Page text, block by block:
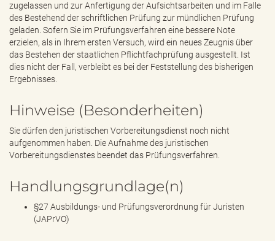
zugelassen und zur Anfertigung der Aufsichtsarbeiten und im Falle
des Bestehend der schriftlichen Prüfung zur mündlichen Prüfung
geladen. Sofern Sie im Prüfungsverfahren eine bessere Note
erzielen, als in Ihrem ersten Versuch, wird ein neues Zeugnis über
das Bestehen der staatlichen Pflichtfachprüfung ausgestellt. Ist
dies nicht der Fall, verbleibt es bei der Feststellung des bisherigen
Ergebnisses.
Hinweise (Besonderheiten)
Sie dürfen den juristischen Vorbereitungsdienst noch nicht
aufgenommen haben. Die Aufnahme des juristischen
Vorbereitungsdienstes beendet das Prüfungsverfahren.
Handlungsgrundlage(n)
§27 Ausbildungs- und Prüfungsverordnung für Juristen
(JAPrVO)